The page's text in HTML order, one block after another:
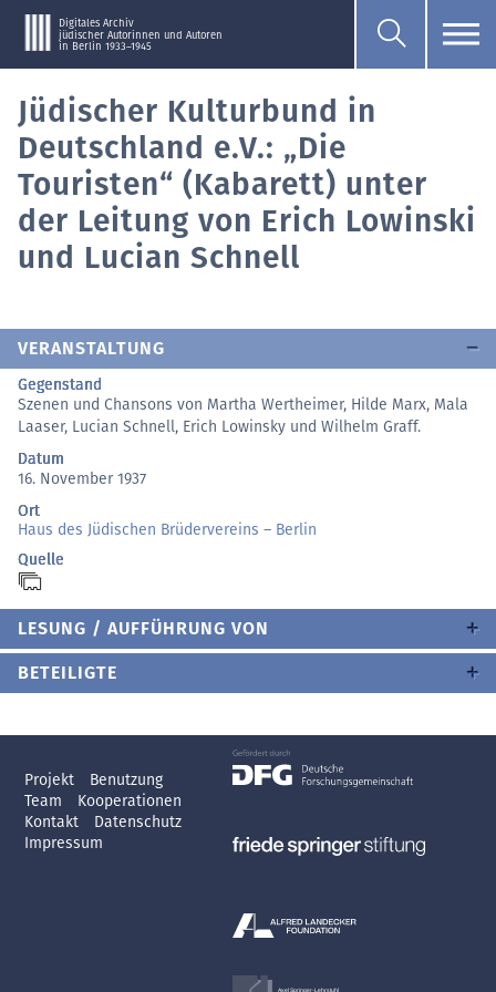
Digitales Archiv
jüdischer Autorinnen und Autoren
in Berlin 1933–1945
Jüdischer Kulturbund in
Deutschland e.V.: „Die
Touristen“ (Kabarett) unter
der Leitung von Erich Lowinski
und Lucian Schnell
VERANSTALTUNG
Gegenstand
Szenen und Chansons von Martha Wertheimer, Hilde Marx, Mala
Laaser, Lucian Schnell, Erich Lowinsky und Wilhelm Graff.
Datum
16. November 1937
Ort
Haus des Jüdischen Brüdervereins – Berlin
Quelle
LESUNG / AUFFÜHRUNG VON
BETEILIGTE
Projekt
Benutzung
Team
Kooperationen
Kontakt
Datenschutz
Impressum
Axel Springer-Lehrstuhl